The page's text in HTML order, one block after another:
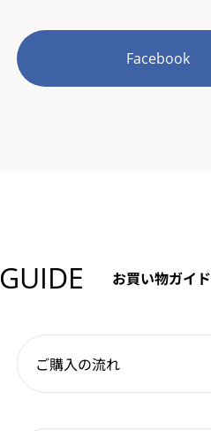
Facebook
GUIDE お買い物ガイド
ご購入の流れ